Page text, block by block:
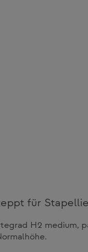
für
H2 medium,